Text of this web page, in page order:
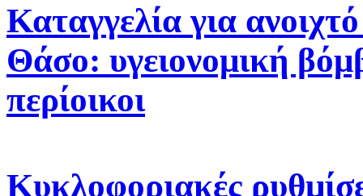
Καταγγελία για
Θάσο: υγειονομική
περίοικοι
Κυκλοφοριακές